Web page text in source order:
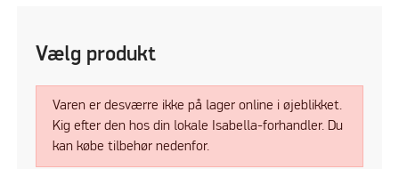
Vælg produkt
Varen er desværre ikke på lager online i øjeblikket.
Kig efter den hos din lokale Isabella-forhandler. Du
kan købe tilbehør nedenfor.